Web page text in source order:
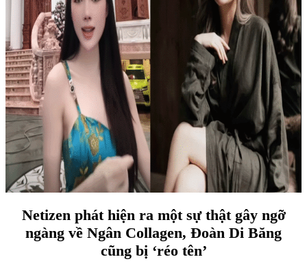
Netizen phát hiện ra một sự thật gây ngỡ
ngàng về Ngân Collagen, Đoàn Di Băng
cũng bị ‘réo tên’